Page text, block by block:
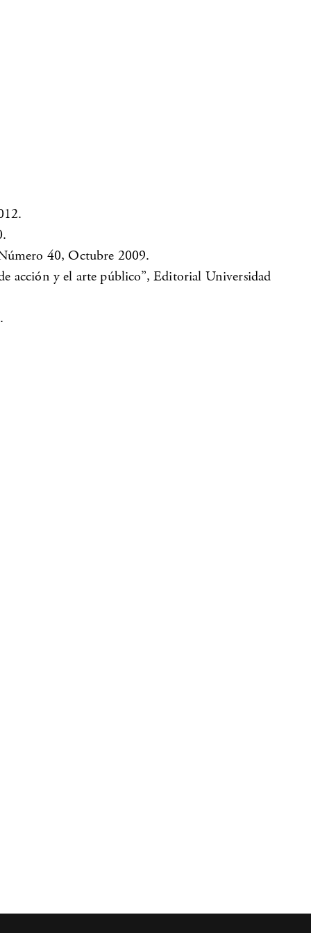
40, Octubre 2009.
acción y el arte público”, Editorial Universidad